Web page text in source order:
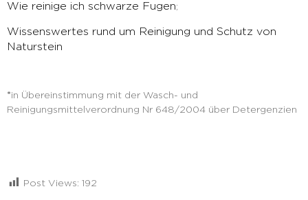
Wie reinige ich schwarze Fugen;
Wissenswertes rund um Reinigung und Schutz von
Naturstein
*in Übereinstimmung mit der Wasch- und
Reinigungsmittelverordnung Nr 648/2004 über Detergenzien
Post Views: 192